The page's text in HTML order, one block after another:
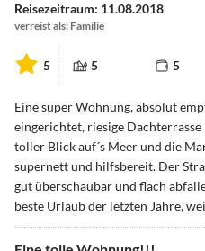
Reisezeitraum: 11.08.2018
verreist als: Familie
5 5 5
Eine super Wohnung, absolut
eingerichtet, riesige
toller Blick auf´s Meer und die
supernett und hilfsbereit. Der
gut überschaubar und flach
beste Urlaub der letzten Jahre,